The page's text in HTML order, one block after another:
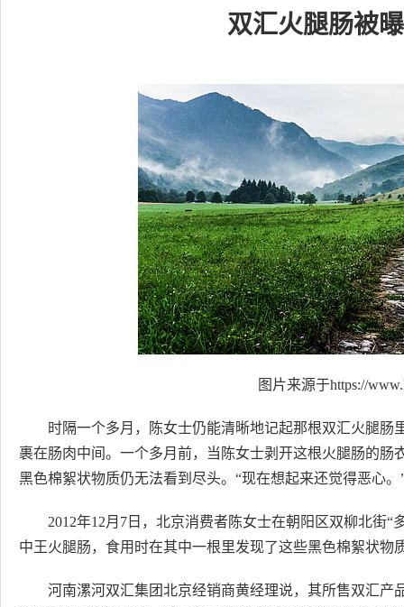
双汇火腿肠被
图片来源于https://
时隔一个多月，陈女士仍能清晰地记起那根双汇火腿
裹在肠肉中间。一个多月前，当陈女士剥开这根火腿肠的
黑色棉絮状物质仍无法看到尽头。“现在想起来还觉得恶心。
2012年12月7日，北京消费者陈女士在朝阳区双柳北街
中王火腿肠，食用时在其中一根里发现了这些黑色棉絮状物
河南漯河双汇集团北京经销商黄经理说，其所售双汇